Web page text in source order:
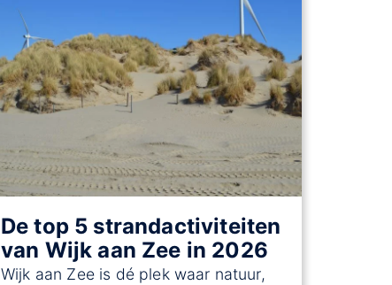
De top 5 strandactiviteiten
van Wijk aan Zee in 2026
Wijk aan Zee is dé plek waar natuur,